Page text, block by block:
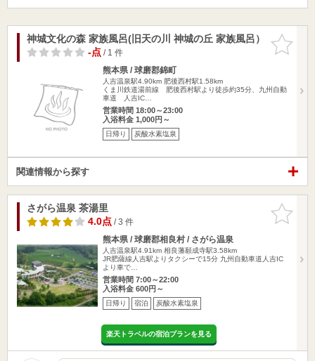
お気に入
りに追加
神城文化の森 家族風呂(旧天の川 神城の丘 家族風呂）
-点/ 1 件
熊本県 / 球磨郡錦町
人吉温泉駅4.90km 肥後西村駅1.58km
くま川鉄道湯前線 肥後西村駅より徒歩約35分、九州自動
車道 人吉IC…
営業時間 18:00～23:00
入浴料金 1,000円～
日帰り 炭酸水素塩泉
関連情報から探す
お気に入
りに追加
さがら温泉 茶湯里
4.0点/ 3 件
熊本県 / 球磨郡相良村 / さがら温泉
人吉温泉駅4.91km 相良藩願成寺駅3.58km
JR肥薩線人吉駅よりタクシーで15分 九州自動車道人吉IC
より車で…
営業時間 7:00～22:00
入浴料金 600円～
日帰り 宿泊 炭酸水素塩泉
楽天トラベルの宿泊プランを見る